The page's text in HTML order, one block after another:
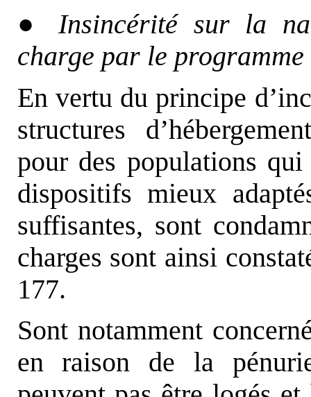
●Insincérité sur la
charge par le programme
En vertu du principe
structures
pour des populations
dispositifs mieux
suffisantes, sont
charges sont ainsi
177.
Sont notamment
en raison de la